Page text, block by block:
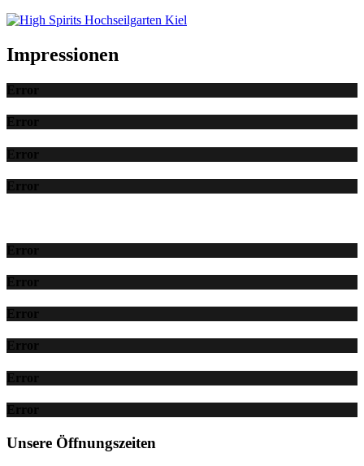
Impressionen
Error
Error
Error
Error
Error
Error
Error
Error
Error
Error
Unsere Öffnungszeiten